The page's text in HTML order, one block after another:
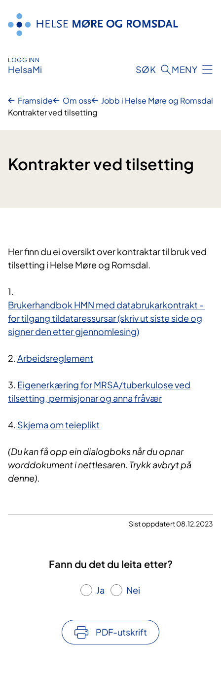
innhald
LOGG INN
HelsaMi SØK MENY
Framside Om oss
Jobb i Helse Møre og Romsdal
Kontrakter ved tilsetting
Kontrakter ved tilsetting
Her finn du ei oversikt over kontraktar til bruk ved
tilsetting i Helse Møre og Romsdal.
1.
Brukerhandbok HMN med databrukarkontrakt -
for tilgang tildataressursar (skriv ut siste side og
signer den etter gjennomlesing)
2.Arbeidsreglement
3. Eigenerkæring for MRSA/tuberkulose ved
tilsetting, permisjonar og anna fråvær​
4. Skjema om teieplikt
(Du kan få opp ein dialogboks når du opnar
worddokument i nettlesaren. Trykk avbryt på
denne).
Sist oppdatert 08.12.2023
Fann du det du leita etter?
Ja Nei
PDF-utskrift